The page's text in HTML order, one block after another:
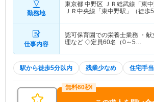
勤務地
東京都 中野区 ＪＲ総武線「東
ＪＲ中央線「東中野駅」（徒歩
仕事内容
認可保育園での栄養士業務 ・献
理など ◇定員60名（0～5…
駅から徒歩5分以内 残業少なめ 住宅手